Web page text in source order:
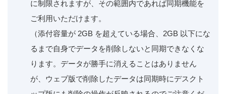
に制限されますが、その範囲内であれば同期機能を
ご利用いただけます。
（添付容量が 2GB を超えている場合、2GB 以下にな
るまで自身でデータを削除しないと同期できなくな
ります。データが勝手に消えることはありません
が、ウェブ版で削除したデータは同期時にデスクト